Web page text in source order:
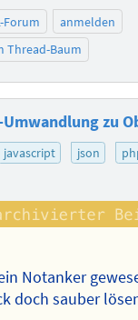
Forum
anmelden
Thread-Baum
zu
javascript json
Notanker
doch sauber